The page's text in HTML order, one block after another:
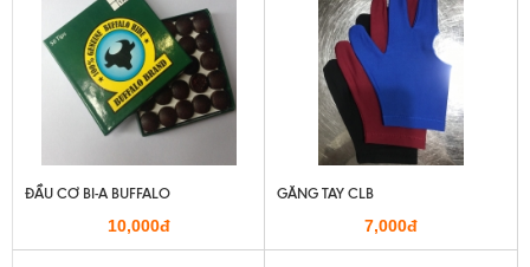
ĐẦU CƠ BI-A BUFFALO
10,000đ
GĂNG TAY CLB
7,000đ